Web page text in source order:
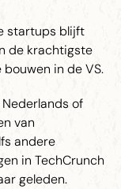
startups blijft
de krachtigste
in de VS.
of
van
andere
in TechCrunch
geleden.